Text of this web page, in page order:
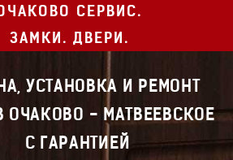
СЕРВИС.
ЗАМКИ. ДВЕРИ.
УСТАНОВКА И РЕМОНТ
ОЧАКОВО - МАТВЕЕВСКОЕ
С ГАРАНТИЕЙ